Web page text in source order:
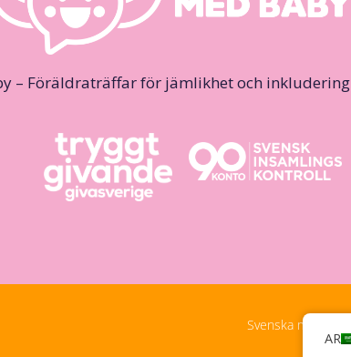
– Föräldraträffar för jämlikhet och inkludering.
AR